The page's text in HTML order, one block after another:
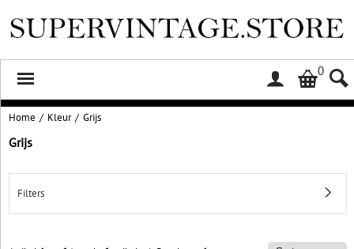
0
Home / Kleur / Grijs
Grijs
Filters